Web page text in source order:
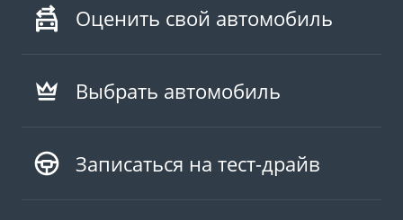
Оценить свой автомобиль
Выбрать автомобиль
Записаться на тест-драйв